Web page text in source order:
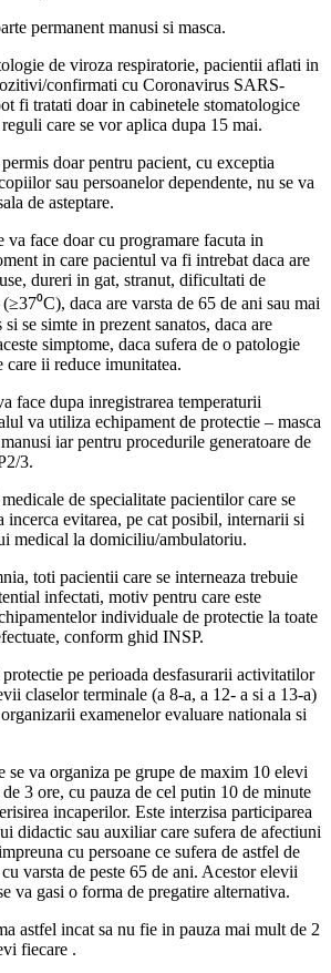
permanent manusi si masca.
de viroza respiratorie, pacientii aflati in
confirmati cu Coronavirus SARS-
fi tratati doar in cabinetele stomatologice
care se vor aplica dupa 15 mai.
doar pentru pacient, cu exceptia
sau persoanelor dependente, nu se va
de asteptare.
va face doar cu programare facuta in
in care pacientul va fi intrebat daca are
dureri in gat, stranut, dificultati de
daca are varsta de 65 de ani sau mai
si se simte in prezent sanatos, daca are
simptome, daca sufera de o patologie
care ii reduce imunitatea.
face dupa inregistrarea temperaturii
va utiliza echipament de protectie – masca
iar pentru procedurile generatoare de
3.
de specialitate pacientilor care se
incerca evitarea, pe cat posibil, internarii si
medical la domiciliu/ambulatoriu.
toti pacientii care se interneaza trebuie
infectati, motiv pentru care este
individuale de protectie la toate
conform ghid INSP.
pe perioada desfasurarii activitatilor
claselor terminale (a 8-a, a 12- a si a 13-a)
examenelor evaluare nationala si
se va organiza pe grupe de maxim 10 elevi
3 ore, cu pauza de cel putin 10 de minute
incaperilor. Este interzisa participarea
didactic sau auxiliar care sufera de afectiuni
cu persoane ce sufera de astfel de
varsta de peste 65 de ani. Acestor elevii
va gasi o forma de pregatire alternativa.
astfel incat sa nu fie in pauza mai mult de 2
fiecare .